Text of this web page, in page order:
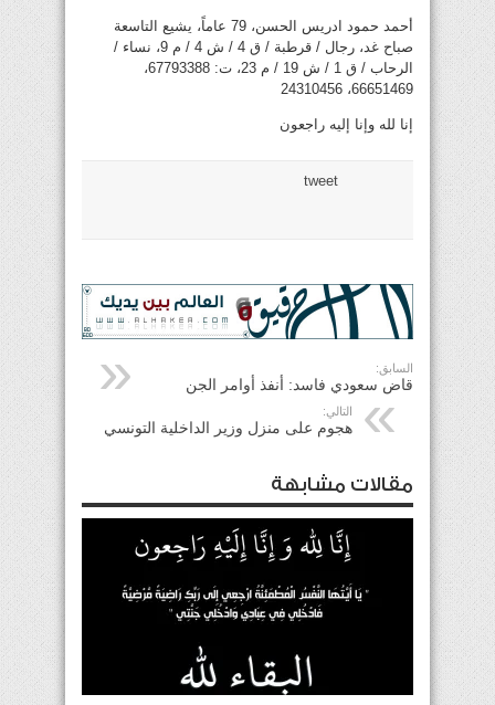
أحمد حمود ادريس الحسن، 79 عاماً، يشيع التاسعة
صباح غد، رجال / قرطبة / ق 4 / ش 4 / م 9، نساء /
الرحاب / ق 1 / ش 19 / م 23، ت: 67793388،
66651469، 24310456
إنا لله وإنا إليه راجعون
tweet
السابق:
قاض سعودي فاسد: أنفذ أوامر الجن
التالي:
هجوم على منزل وزير الداخلية التونسي
مقالات مشابهة